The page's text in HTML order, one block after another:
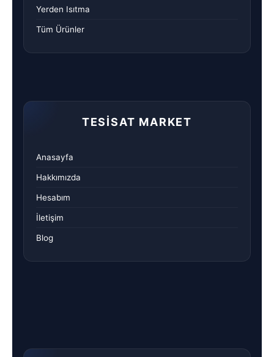
Yerden Isıtma
Tüm Ürünler
TESISAT MARKET
Anasayfa
Hakkımızda
Hesabım
İletişim
Blog